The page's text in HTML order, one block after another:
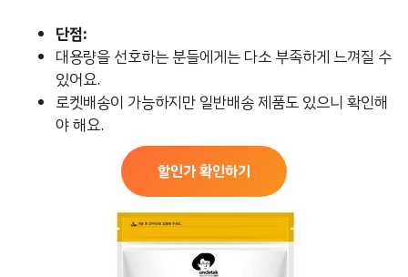
단점:
대용량을 선호하는 분들에게는 다소 부족하게 느껴질 수
있어요.
로켓배송이 가능하지만 일반배송 제품도 있으니 확인해
야 해요.
할인가 확인하기